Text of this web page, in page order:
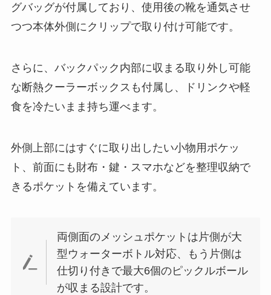
グバッグが付属しており、使用後の靴を通気させ
つつ本体外側にクリップで取り付け可能です。
さらに、バックパック内部に収まる取り外し可能
な断熱クーラーボックスも付属し、ドリンクや軽
食を冷たいまま持ち運べます。
外側上部にはすぐに取り出したい小物用ポケッ
ト、前面にも財布・鍵・スマホなどを整理収納で
きるポケットを備えています。
両側面のメッシュポケットは片側が大
型ウォーターボトル対応、もう片側は
仕切り付きで最大6個のピックルボール
が収まる設計です。